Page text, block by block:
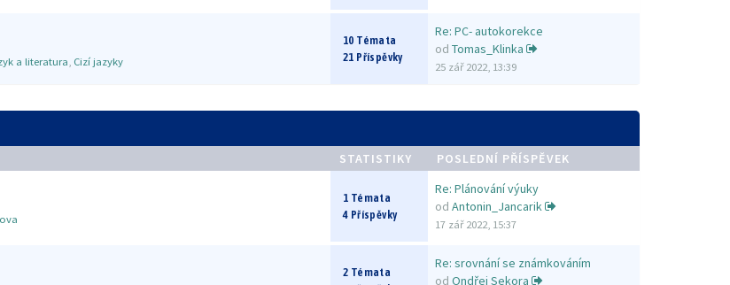
a literatura, Cizí jazyky
10 Témata
21 Příspěvky
Re: PC- autokorekce
od Tomas_Klinka
25 zář 2022, 13:39
STATISTIKY POSLEDNÍ PŘÍSPĚVEK
1 Témata
4 Příspěvky
Re: Plánování výuky
od Antonin_Jancarik
17 zář 2022, 15:37
2 Témata
Re: srovnání se známkováním
od Ondřej Sekora